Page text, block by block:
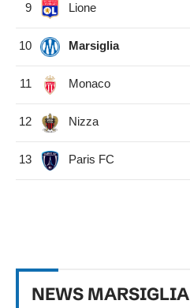
9 Lione
10 Marsiglia
11 Monaco
12 Nizza
13 Paris FC
NEWS MARSIGLIA